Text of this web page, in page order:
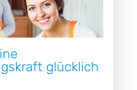
glücklich